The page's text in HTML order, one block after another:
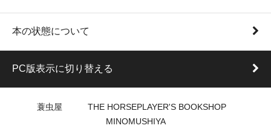
本の状態について
PC版表示に切り替える
蓑虫屋 THE HORSEPLAYER'S BOOKSHOP
MINOMUSHIYA